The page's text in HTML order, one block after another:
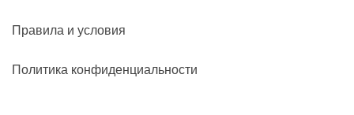
Правила и условия
Политика конфиденциальности